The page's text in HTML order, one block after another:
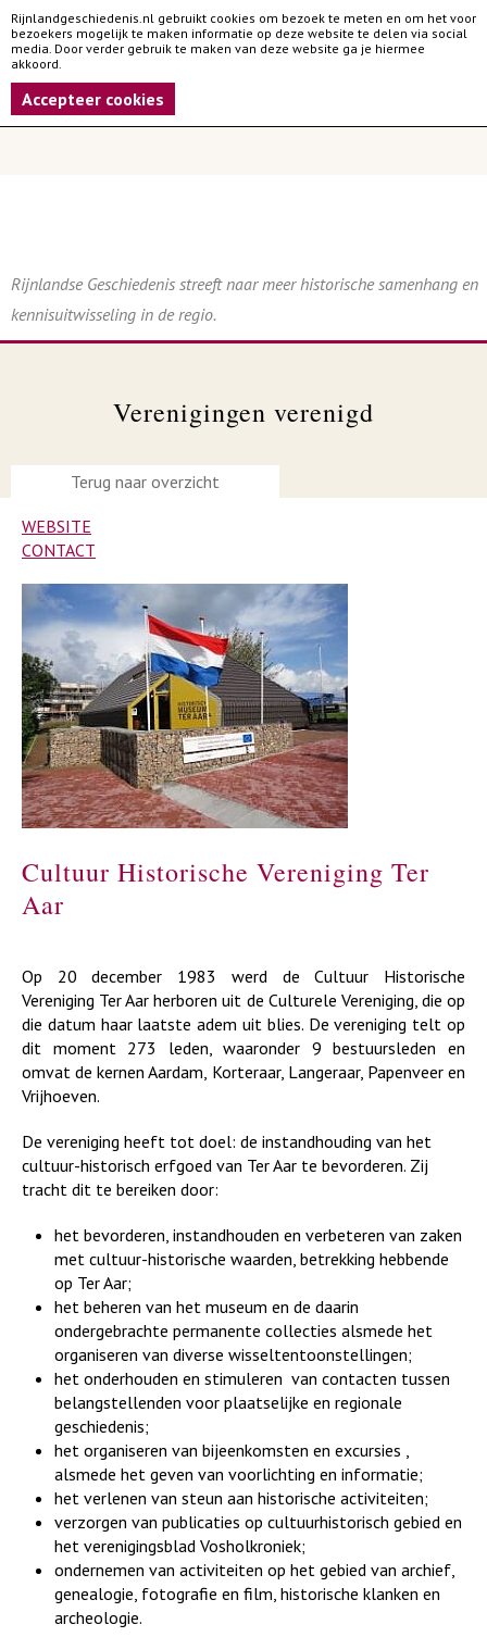
Rijnlandgeschiedenis.nl gebruikt cookies om bezoek te meten en om het voor
bezoekers mogelijk te maken informatie op deze website te delen via social
media. Door verder gebruik te maken van deze website ga je hiermee
akkoord.
Accepteer cookies
Rijnlandse Geschiedenis streeft naar meer historische samenhang en
kennisuitwisseling in de regio.
Verenigingen verenigd
Terug naar overzicht
WEBSITE
CONTACT
Cultuur Historische Vereniging Ter
Aar
Op 20 december 1983 werd de Cultuur Historische
Vereniging Ter Aar herboren uit de Culturele Vereniging, die op
die datum haar laatste adem uit blies. De vereniging telt op
dit moment 273 leden, waaronder 9 bestuursleden en
omvat de kernen Aardam, Korteraar, Langeraar, Papenveer en
Vrijhoeven.
De vereniging heeft tot doel: de instandhouding van het
cultuur-historisch erfgoed van Ter Aar te bevorderen. Zij
tracht dit te bereiken door:
het bevorderen, instandhouden en verbeteren van zaken
met cultuur-historische waarden, betrekking hebbende
op Ter Aar;
het beheren van het museum en de daarin
ondergebrachte permanente collecties alsmede het
organiseren van diverse wisseltentoonstellingen;
het onderhouden en stimuleren van contacten tussen
belangstellenden voor plaatselijke en regionale
geschiedenis;
het organiseren van bijeenkomsten en excursies ,
alsmede het geven van voorlichting en informatie;
het verlenen van steun aan historische activiteiten;
verzorgen van publicaties op cultuurhistorisch gebied en
het verenigingsblad Vosholkroniek;
ondernemen van activiteiten op het gebied van archief,
genealogie, fotografie en film, historische klanken en
archeologie.